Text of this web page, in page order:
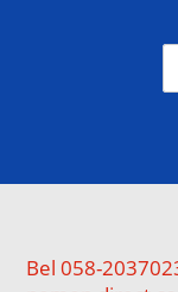
Bel 058-